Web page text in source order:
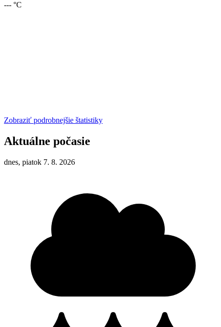
--- °C
Zobraziť podrobnejšie štatistiky
Aktuálne počasie
dnes, piatok 7. 8. 2026